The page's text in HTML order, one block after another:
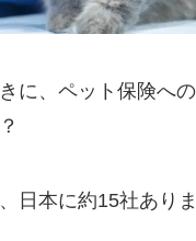
に、ペット保険へ
日本に約15社ありま